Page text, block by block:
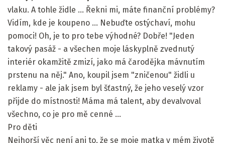
vlaku. A tohle židle ... Řekni mi, máte finanční problémy?
Vidím, kde je koupeno ... Nebuďte ostýchaví, mohu
pomoci! Oh, je to pro tebe výhodné? Dobře! "Jeden
takový pasáž - a všechen moje láskyplně zvednutý
interiér okamžitě zmizí, jako má čarodějka mávnutím
prstenu na něj." Ano, koupil jsem "zničenou" židli u
reklamy - ale jak jsem byl šťastný, že jeho veselý vzor
přijde do místnosti! Máma má talent, aby devalvoval
všechno, co je pro mě cenné ...
Pro děti
Nejhorší věc není ani to, že se moje matka v mém životě